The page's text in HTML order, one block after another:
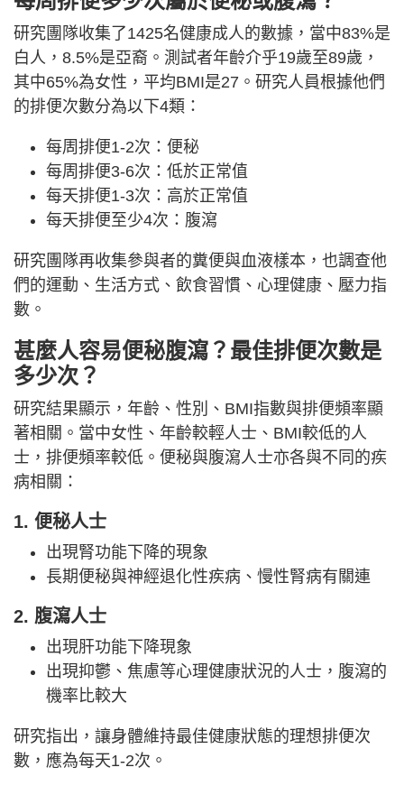
研究團隊收集了1425名健康成人的數據，當中83%是
白人，8.5%是亞裔。測試者年齡介乎19歲至89歲，
其中65%為女性，平均BMI是27。研究人員根據他們
的排便次數分為以下4類：
每周排便1-2次：便秘
每周排便3-6次：低於正常值
每天排便1-3次：高於正常值
每天排便至少4次：腹瀉
研究團隊再收集參與者的糞便與血液樣本，也調查他
們的運動、生活方式、飲食習慣、心理健康、壓力指
數。
甚麼人容易便秘腹瀉？最佳排便次數是
多少次？
研究結果顯示，年齡、性別、BMI指數與排便頻率顯
著相關。當中女性、年齡較輕人士、BMI較低的人
士，排便頻率較低。便秘與腹瀉人士亦各與不同的疾
病相關：
1. 便秘人士
出現腎功能下降的現象
長期便秘與神經退化性疾病、慢性腎病有關連
2. 腹瀉人士
出現肝功能下降現象
出現抑鬱、焦慮等心理健康狀況的人士，腹瀉的
機率比較大
研究指出，讓身體維持最佳健康狀態的理想排便次
數，應為每天1-2次。